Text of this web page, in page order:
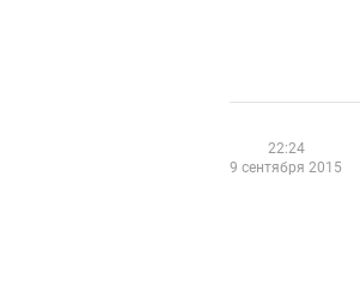
22:24
9 сентября 2015